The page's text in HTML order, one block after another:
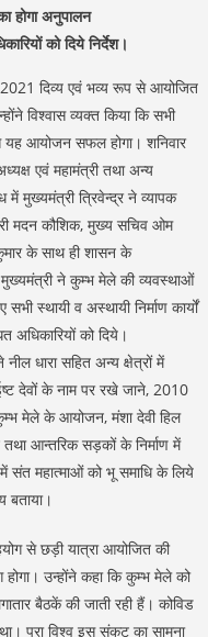
होगा अनुपालन
को दिये निर्देश।
2021 दिव्य एवं भव्य रूप से आयोजित
विश्वास व्यक्त किया कि सभी
यह आयोजन सफल होगा। शनिवार
एवं महामंत्री तथा अन्य
मुख्यमंत्री त्रिवेन्द्र ने व्यापक
मदन कौशिक, मुख्य सचिव ओम
के साथ ही शासन के
ने कुम्भ मेले की व्यवस्थाओं
स्थायी व अस्थायी निर्माण कार्यों
अधिकारियों को दिये।
धारा सहित अन्य क्षेत्रों में
देवों के नाम पर रखे जाने, 2010
मेले के आयोजन, मंशा देवी हिल
आन्तरिक सड़कों के निर्माण में
में संत महात्माओं को भू समाधि के लिये
बताया।
से छड़ी यात्रा आयोजित की
होगा। उन्होंने कहा कि कुम्भ मेले को
बैठकें की जाती रही हैं। कोविड
पूरा विश्व इस संकट का सामना